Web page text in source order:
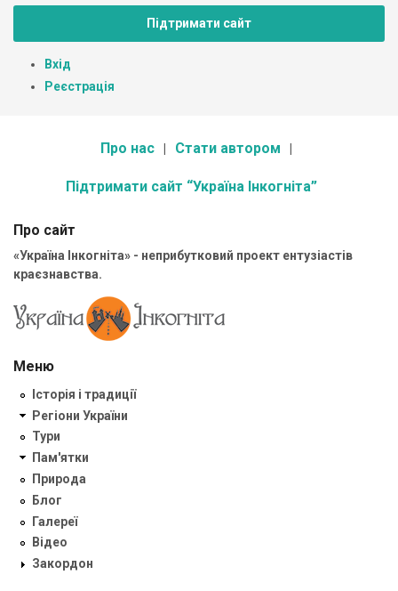
Підтримати сайт
Вхід
Реєстрація
Про нас Стати автором
Підтримати сайт “Україна Інкогніта”
Про сайт
«Україна Інкогніта» - неприбутковий проект ентузіастів
краєзнавства.
Меню
Історія і традиції
Регіони України
Тури
Пам'ятки
Природа
Блог
Галереї
Відео
Закордон